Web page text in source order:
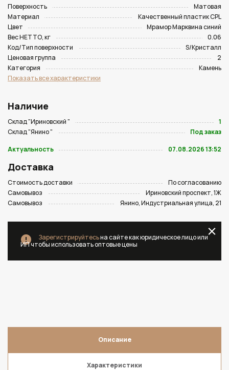
Поверхность
Матовая
Материал
Качественный пластик CPL
Цвет
Мрамор Марквина синий
Вес НЕТТО, кг
0.06
Код/Тип поверхности
S/Кристалл
Ценовая группа
2
Категория
Камень
Показать все характеристики
Наличие
Склад "Ириновский "
1
Склад "Янино "
Под заказ
Актуальность
07.08.2026 13:52
Доставка
Стоимость доставки
По согласованию
Самовывоз
Ириновский проспект, 1Ж
Самовывоз
Янино, Индустриальная улица, 21
Зарегистрируйтесьна сайте как юридическое лицо или
ИП чтобы использовать оптовые цены
Описание
Характеристики